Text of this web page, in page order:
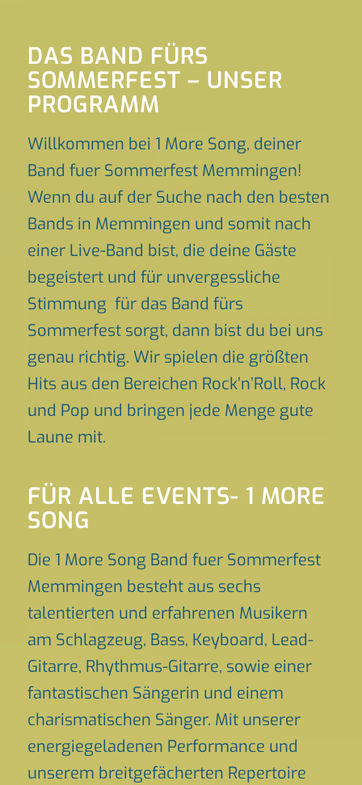
DAS BAND FÜRS
SOMMERFEST – UNSER
PROGRAMM
Willkommen bei 1 More Song, deiner
Band fuer Sommerfest Memmingen!
Wenn du auf der Suche nach den besten
Bands in Memmingen und somit nach
einer Live-Band bist, die deine Gäste
begeistert und für unvergessliche
Stimmung für das Band fürs
Sommerfest sorgt, dann bist du bei uns
genau richtig. Wir spielen die größten
Hits aus den Bereichen Rock’n’Roll, Rock
und Pop und bringen jede Menge gute
Laune mit.
FÜR ALLE EVENTS- 1 MORE
SONG
Die 1 More Song Band fuer Sommerfest
Memmingen besteht aus sechs
talentierten und erfahrenen Musikern
am Schlagzeug, Bass, Keyboard, Lead-
Gitarre, Rhythmus-Gitarre, sowie einer
fantastischen Sängerin und einem
charismatischen Sänger. Mit unserer
energiegeladenen Performance und
unserem breitgefächerten Repertoire